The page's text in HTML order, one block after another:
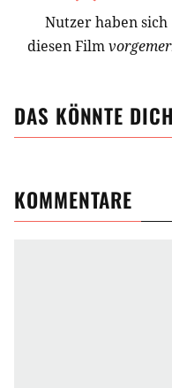
Nutzerhabensich
diesen Film
DAS KÖNNTE
KOMMENTARE